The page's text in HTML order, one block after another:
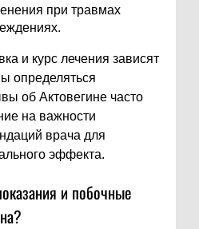
при травмах
и курс лечения зависят
определяться
об Актовегине часто
на важности
врача для
эффекта.
и побочные